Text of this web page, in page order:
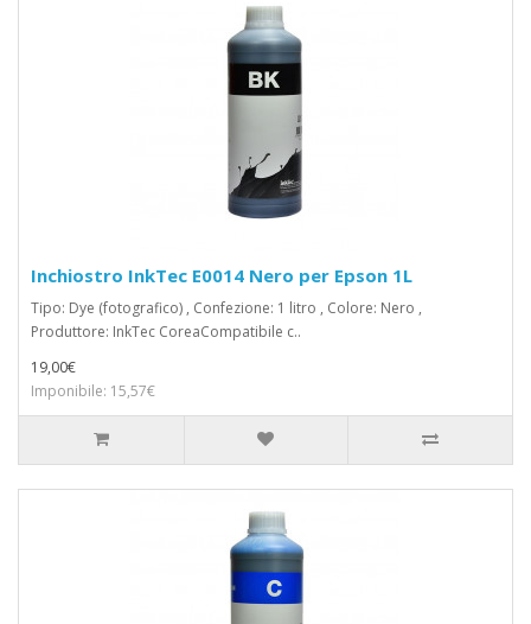
Inchiostro InkTec E0014 Nero per Epson 1L
Tipo: Dye (fotografico) , Confezione: 1 litro , Colore: Nero ,
Produttore: InkTec CoreaCompatibile c..
19,00€
Imponibile: 15,57€